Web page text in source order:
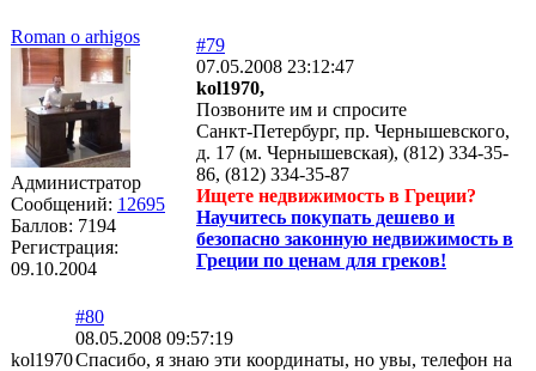
Roman o arhigos
Администратор
Сообщений: 12695
Баллов: 7194
Регистрация:
09.10.2004
#79
07.05.2008 23:12:47
kol1970,
Позвоните им и спросите
Санкт-Петербург, пр. Чернышевского,
д. 17 (м. Чернышевская), (812) 334-35-
86, (812) 334-35-87
Ищете недвижимость в Греции?
Научитесь покупать дешево и
безопасно законную недвижимость в
Греции по ценам для греков!
kol1970
#80
08.05.2008 09:57:19
Спасибо, я знаю эти координаты, но увы, телефон на